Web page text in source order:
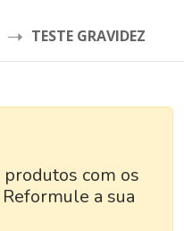
TESTE GRAVIDEZ
com os
a sua